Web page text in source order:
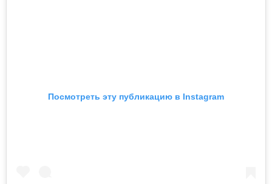
Посмотреть эту публикацию в Instagram